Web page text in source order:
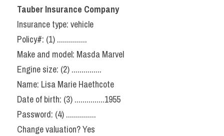
Tauber Insurance Company
Insurance type: vehicle
Policy#: (1) ...............
Make and model: Masda Marvel
Engine size: (2) ...............
Name: Lisa Marie Haethcote
Date of birth: (3) ...............1955
Password: (4) ...............
Change valuation? Yes